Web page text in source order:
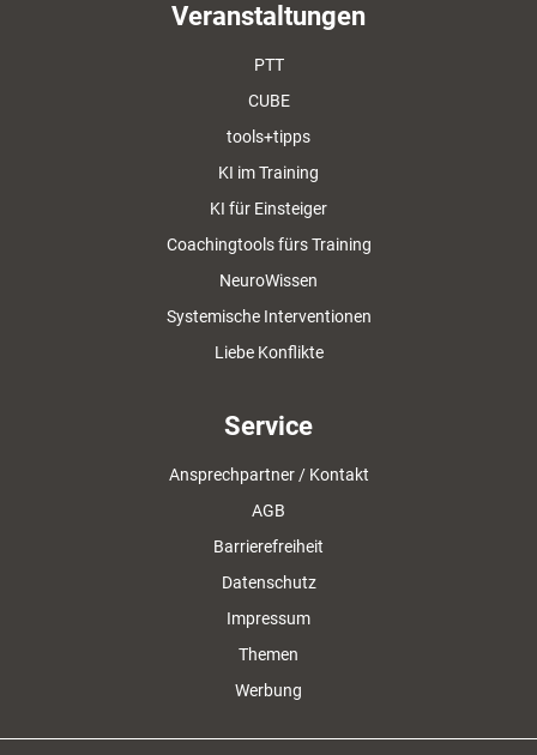
Veranstaltungen
PTT
CUBE
tools+tipps
KI im Training
KI für Einsteiger
Coachingtools fürs Training
NeuroWissen
Systemische Interventionen
Liebe Konflikte
Service
Ansprechpartner / Kontakt
AGB
Barrierefreiheit
Datenschutz
Impressum
Themen
Werbung